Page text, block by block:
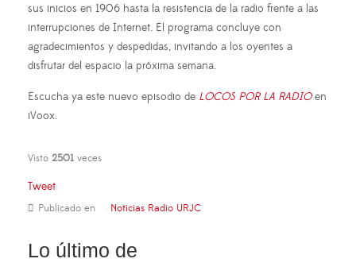
sus inicios en 1906 hasta la resistencia de la radio frente a las
interrupciones de Internet. El programa concluye con
agradecimientos y despedidas, invitando a los oyentes a
disfrutar del espacio la próxima semana.
Escucha ya este nuevo episodio de LOCOS POR LA RADIOen
iVoox.
Visto 2501 veces
Tweet
Publicado en Noticias Radio URJC
Lo último de